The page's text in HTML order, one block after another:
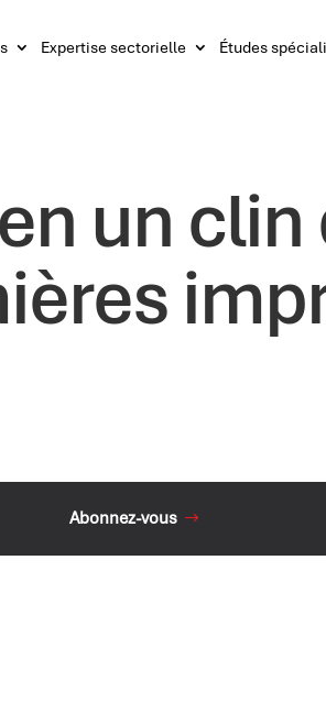
Expertise sectorielle Études
un
Abonnez-vous